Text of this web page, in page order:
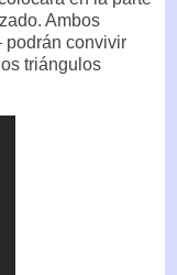
Ambos
podrán convivir
triángulos